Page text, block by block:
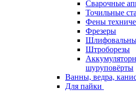
Сварочные
Точильные
Фены
Фрезеры
Штроборезы
шуруповёрты
Ванны, ведра,
Для пайки